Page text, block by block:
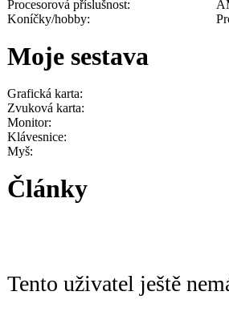
Procesorová příslušnost:
Koníčky/hobby:
Moje sestava
Grafická karta:
Zvuková karta:
Monitor:
Klávesnice:
Myš:
Články
Tento uživatel ještě